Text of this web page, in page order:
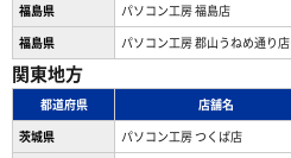
福島県
パソコン工房 福島店
福島県
パソコン工房 郡山うねめ通り店
関東地方
都道府県 店舗名
茨城県
パソコン工房 つくば店